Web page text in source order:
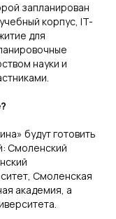
запланирован
корпус, IT-
для
науки и
будут готовить
Смоленский
Смоленская
академия, а